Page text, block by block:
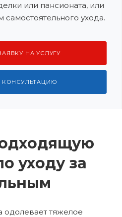
или пансионата, или
ухода.
НА УСЛУГУ
КОНСУЛЬТАЦИЮ
уходу за
одолевает тяжелое